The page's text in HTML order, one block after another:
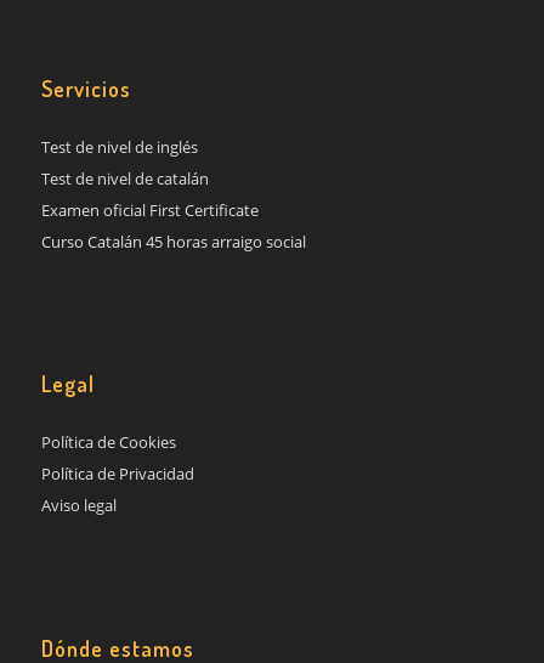
Servicios
Test de nivel de inglés
Test de nivel de catalán
Examen oficial First Certificate
Curso Catalán 45 horas arraigo social
Legal
Política de Cookies
Política de Privacidad
Aviso legal
Dónde estamos